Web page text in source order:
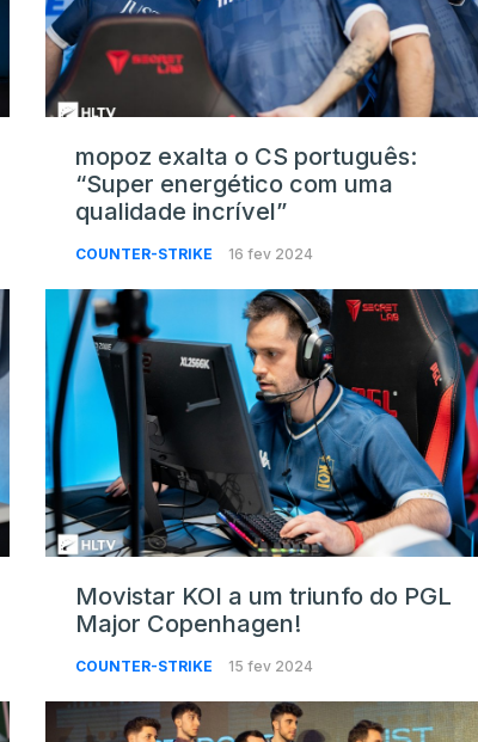
mopoz exalta o CS português:
“Super energético com uma
qualidade incrível”
COUNTER-STRIKE 16 fev 2024
Movistar KOI a um triunfo do PGL
Major Copenhagen!
COUNTER-STRIKE 15 fev 2024